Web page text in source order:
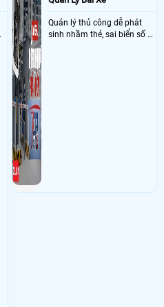
Quản lý thủ công dễ phát
sinh nhầm thẻ, sai biển số và